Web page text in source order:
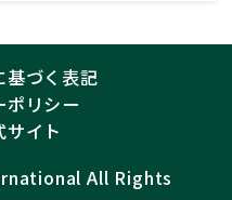
基づく表記
ポリシー
サイト
All Rights